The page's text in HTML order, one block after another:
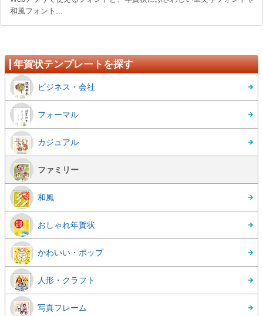
和風フォント...
年賀状テンプレートを探す
ビジネス・会社
フォーマル
カジュアル
ファミリー
和風
おしゃれ年賀状
かわいい・ポップ
人形・クラフト
写真フレーム